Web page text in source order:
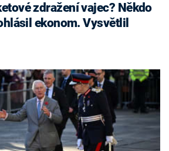
zdražení vajec? Někdo
ekonom. Vysvětlil